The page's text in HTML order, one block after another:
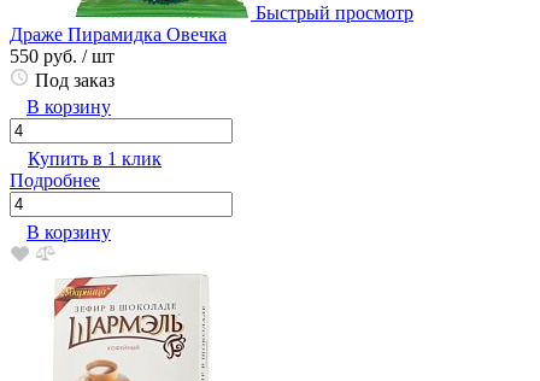
Быстрый просмотр
Драже Пирамидка Овечка
550 руб. / шт
Под заказ
В корзину
Купить в 1 клик
Подробнее
В корзину